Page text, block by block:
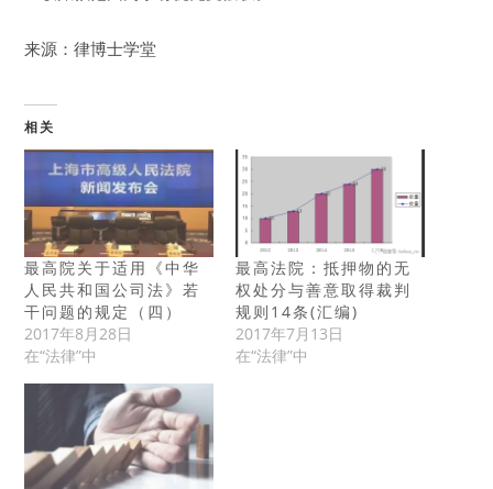
来源：律博士学堂
相关
最高院关于适用《中华
人民共和国公司法》若
干问题的规定（四）
2017年8月28日
在“法律”中
最高法院：抵押物的无
权处分与善意取得裁判
规则14条(汇编)
2017年7月13日
在“法律”中